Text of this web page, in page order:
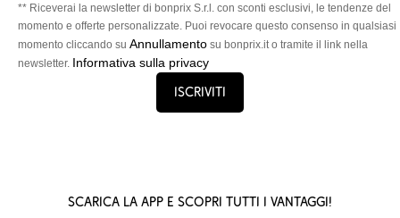
** Riceverai la newsletter di bonprix S.r.l. con sconti esclusivi, le tendenze del
momento e offerte personalizzate. Puoi revocare questo consenso in qualsiasi
momento cliccando su Annullamento su bonprix.it o tramite il link nella
newsletter. Informativa sulla privacy
Iscriviti
Scarica la App e scopri tutti i vantaggi!